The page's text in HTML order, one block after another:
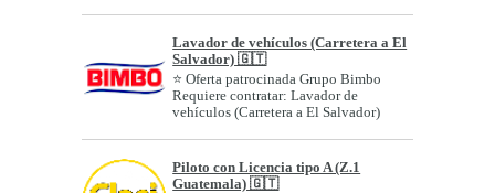
Lavador de vehículos (Carretera a El
Salvador) 🇬🇹
⭐ Oferta patrocinada Grupo Bimbo
Requiere contratar: Lavador de
vehículos (Carretera a El Salvador)
Piloto con Licencia tipo A (Z.1
Guatemala) 🇬🇹